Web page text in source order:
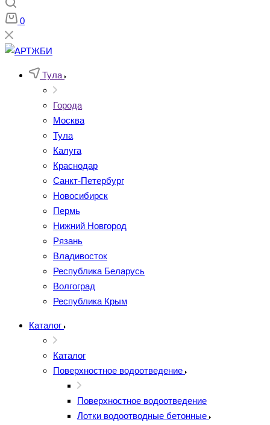
0
Тула
Города
Москва
Тула
Калуга
Краснодар
Санкт-Петербург
Новосибирск
Пермь
Нижний Новгород
Рязань
Владивосток
Республика Беларусь
Волгоград
Республика Крым
Каталог
Каталог
Поверхностное водоотведение
Поверхностное водоотведение
Лотки водоотводные бетонные